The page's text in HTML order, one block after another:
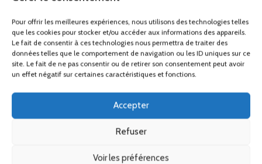
Pour offrir les meilleures expériences, nous utilisons des technologies telles
que les cookies pour stocker et/ou accéder aux informations des appareils.
Le fait de consentir à ces technologies nous permettra de traiter des
données telles que le comportement de navigation ou les ID uniques sur ce
site. Le fait de ne pas consentir ou de retirer son consentement peut avoir
un effet négatif sur certaines caractéristiques et fonctions.
Accepter
Refuser
Voir les préférences
CRI : 80.
Risque photobiologique : RG2.
Bin/Grup : 7C1 o 7B4 (3000K) ou 5A3 o 5D2 (4000K).
Tension / Fréquence : 90-305/50-60Hz.